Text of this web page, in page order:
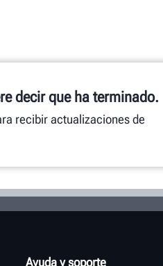
decir que ha terminado.
recibir actualizaciones de
Ayuda y soporte